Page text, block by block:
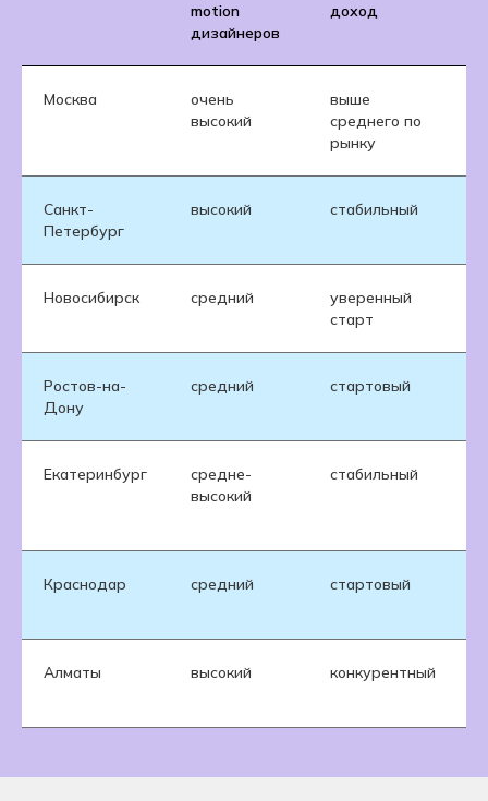
motion
дизайнеров
доход
Москва
очень
высокий
выше
среднего по
рынку
Санкт-
Петербург
высокий стабильный
Новосибирск средний
уверенный
старт
Ростов-на-
Дону
средний стартовый
Екатеринбург
средне-
высокий
стабильный
Краснодар средний стартовый
Алматы высокий конкурентный